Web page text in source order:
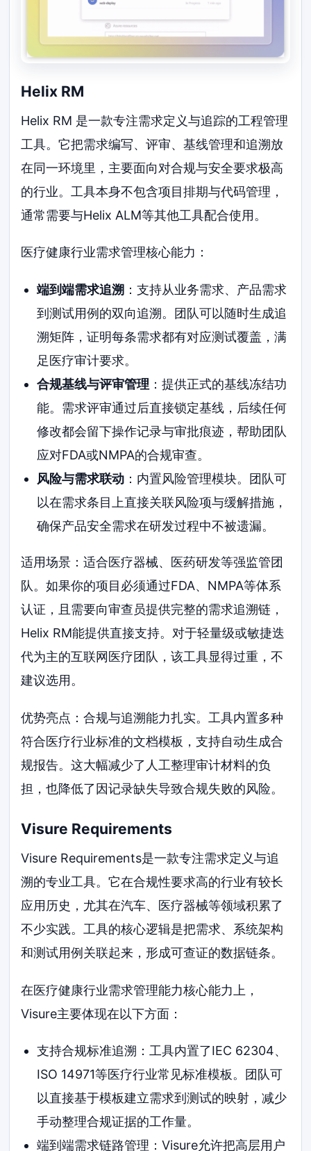
Helix RM
Helix RM 是一款专注需求定义与追踪的工程管理
工具。它把需求编写、评审、基线管理和追溯放
在同一环境里，主要面向对合规与安全要求极高
的行业。工具本身不包含项目排期与代码管理，
通常需要与Helix ALM等其他工具配合使用。
医疗健康行业需求管理核心能力：
端到端需求追溯 ：支持从业务需求、产品需求
到测试用例的双向追溯。团队可以随时生成追
溯矩阵，证明每条需求都有对应测试覆盖，满
足医疗审计要求。
合规基线与评审管理 ：提供正式的基线冻结功
能。需求评审通过后直接锁定基线，后续任何
修改都会留下操作记录与审批痕迹，帮助团队
应对FDA或NMPA的合规审查。
风险与需求联动：内置风险管理模块。团队可
以在需求条目上直接关联风险项与缓解措施，
确保产品安全需求在研发过程中不被遗漏。
适用场景：适合医疗器械、医药研发等强监管团
队。如果你的项目必须通过FDA、NMPA等体系
认证，且需要向审查员提供完整的需求追溯链，
Helix RM能提供直接支持。对于轻量级或敏捷迭
代为主的互联网医疗团队，该工具显得过重，不
建议选用。
优势亮点：合规与追溯能力扎实。工具内置多种
符合医疗行业标准的文档模板，支持自动生成合
规报告。这大幅减少了人工整理审计材料的负
担，也降低了因记录缺失导致合规失败的风险。
Visure Requirements
Visure Requirements是一款专注需求定义与追
溯的专业工具。它在合规性要求高的行业有较长
应用历史，尤其在汽车、医疗器械等领域积累了
不少实践。工具的核心逻辑是把需求、系统架构
和测试用例关联起来，形成可查证的数据链条。
在医疗健康行业需求管理能力核心能力上，
Visure主要体现在以下方面：
支持合规标准追溯：工具内置了IEC 62304、
ISO 14971等医疗行业常见标准模板。团队可
以直接基于模板建立需求到测试的映射，减少
手动整理合规证据的工作量。
端到端需求链路管理：Visure允许把高层用户